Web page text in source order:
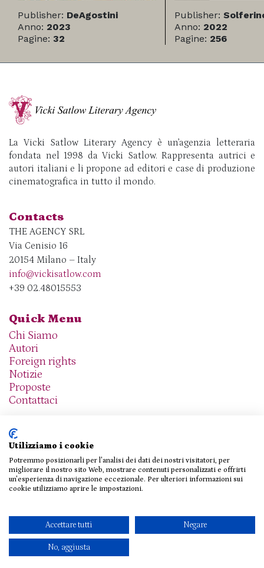
Publisher: DeAgostini
Anno: 2023
Pagine: 32
Publisher:
Anno: 2022
Pagine: 256
La Vicki Satlow Literary Agency è un’agenzia letteraria
fondata nel 1998 da Vicki Satlow. Rappresenta autrici e
autori italiani e li propone ad editori e case di produzione
cinematografica in tutto il mondo.
Contacts
THE AGENCY SRL
Via Cenisio 16
20154 Milano – Italy
info@vickisatlow.com
+39 02.48015553
Quick Menu
Chi Siamo
Autori
Foreign rights
Notizie
Proposte
Contattaci
We are social
© 2026 THE AGENCY SRL
Privacy Policy | Cookie Policy | Contattaci
Utilizziamo i cookie
Potremmo posizionarli per l'analisi dei dati dei nostri visitatori, per
migliorare il nostro sito Web, mostrare contenuti personalizzati e offrirti
un'esperienza di navigazione eccezionale. Per ulteriori informazioni sui
cookie utilizziamo aprire le impostazioni.
Accettare tutti Negare
No, aggiusta